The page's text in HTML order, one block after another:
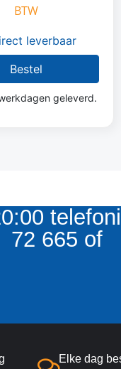
BTW
leverbaar
Bestel
geleverd.
72 665 of
Elke dag